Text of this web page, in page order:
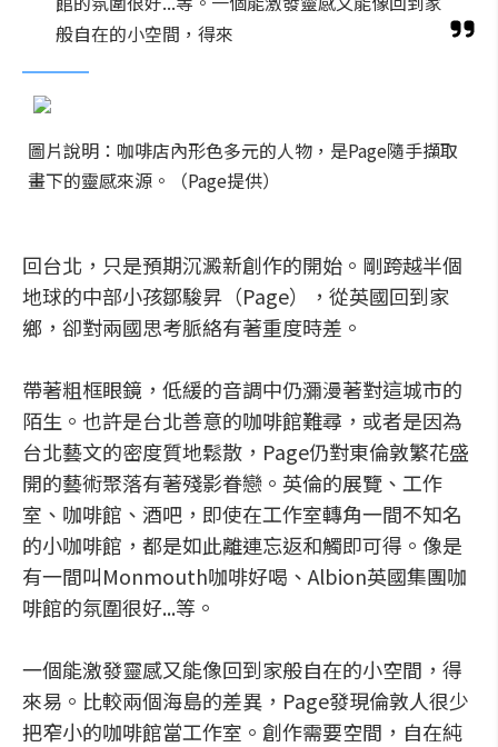
般自在的小空間，得來
圖片說明：咖啡店內形色多元的人物，是Page隨手擷取
畫下的靈感來源。（Page提供）
回台北，只是預期沉澱新創作的開始。剛跨越半個
地球的中部小孩鄒駿昇（Page），從英國回到家
鄉，卻對兩國思考脈絡有著重度時差。
帶著粗框眼鏡，低緩的音調中仍瀰漫著對這城市的
陌生。也許是台北善意的咖啡館難尋，或者是因為
台北藝文的密度質地鬆散，Page仍對東倫敦繁花盛
開的藝術聚落有著殘影眷戀。英倫的展覽、工作
室、咖啡館、酒吧，即使在工作室轉角一間不知名
的小咖啡館，都是如此離連忘返和觸即可得。像是
有一間叫Monmouth咖啡好喝、Albion英國集團咖
啡館的氛圍很好...等。
一個能激發靈感又能像回到家般自在的小空間，得
來易。比較兩個海島的差異，Page發現倫敦人很少
把窄小的咖啡館當工作室。創作需要空間，自在純